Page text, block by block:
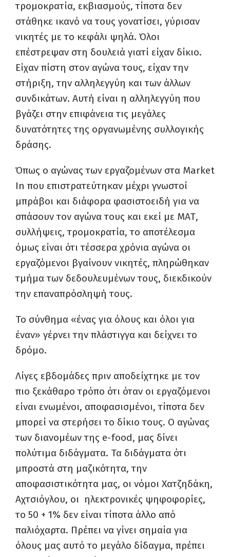
τρομοκρατία, εκβιασμούς, τίποτα δεν
στάθηκε ικανό να τους γονατίσει, γύρισαν
νικητές με το κεφάλι ψηλά. Όλοι
επέστρεψαν στη δουλειά γιατί είχαν δίκιο.
Είχαν πίστη στον αγώνα τους, είχαν την
στήριξη, την αλληλεγγύη και των άλλων
συνδικάτων. Αυτή είναι η αλληλεγγύη που
βγάζει στην επιφάνεια τις μεγάλες
δυνατότητες της οργανωμένης συλλογικής
δράσης.
Όπως ο αγώνας των εργαζομένων στα Market
In που επιστρατεύτηκαν μέχρι γνωστοί
μπράβοι και διάφορα φασιστοειδή για να
σπάσουν τον αγώνα τους και εκεί με ΜΑΤ,
συλλήψεις, τρομοκρατία, το αποτέλεσμα
όμως είναι ότι τέσσερα χρόνια αγώνα οι
εργαζόμενοι βγαίνουν νικητές, πληρώθηκαν
τμήμα των δεδουλευμένων τους, διεκδικούν
την επαναπρόσληψή τους.
Το σύνθημα «ένας για όλους και όλοι για
έναν» γέρνει την πλάστιγγα και δείχνει το
δρόμο.
Λίγες εβδομάδες πριν αποδείχτηκε με τον
πιο ξεκάθαρο τρόπο ότι όταν οι εργαζόμενοι
είναι ενωμένοι, αποφασισμένοι, τίποτα δεν
μπορεί να στερήσει το δίκιο τους. Ο αγώνας
των διανομέων της e-food, μας δίνει
πολύτιμα διδάγματα. Τα διδάγματα ότι
μπροστά στη μαζικότητα, την
αποφασιστικότητα μας, οι νόμοι Χατζηδάκη,
Αχτσιόγλου, οι ηλεκτρονικές ψηφοφορίες,
το 50 + 1% δεν είναι τίποτα άλλο από
παλιόχαρτα. Πρέπει να γίνει σημαία για
όλους μας αυτό το μεγάλο δίδαγμα, πρέπει